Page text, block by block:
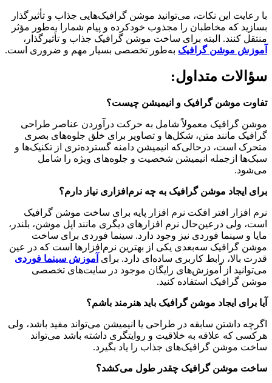
با رعایت این نکات، می‌توانید موشن گرافیک‌هایی جذاب و تأثیرگذار
بسازید که مخاطبان را مجذوب خودکرده و پیام شمارا به‌طور مؤثر
منتقل کنند. البته برای ساخت موشن گرافیک جذاب و تأثیرگذار،
آموزش موشن گرافیک به‌طور تخصصی بسیار مهم و ضروری است.
سؤالات متداول:
تفاوت موشن گرافیک و انیمیشن چیست؟
موشن گرافیک معمولاً شامل به حرکت درآوردن عناصر طراحی
گرافیک مانند متن، شکل‌ها و تصاویر برای خلق جلوه‌های بصری
متحرک است، درحالی‌که انیمیشن دامنه گسترده‌تری از تکنیک‌ها و
سبک‌ها ازجمله انیمیشن شخصیت و جلوه‌های ویژه را شامل
می‌شود.
برای ایجاد موشن گرافیک به چه نرم‌افزاری نیاز دارم؟
نرم افزار افتر افکت نرم افزار پایه برای ساخت موشن گرافیک
است، ولی درعین‌حال نرم افزارهای دیگری مانند اپل موشن، بلندر،
مایا و سینما فوردی نیز وجود دارد. سینما فوردی برای ساخت
موشن گرافیک سه‌بعدی یکی از بهترین نرم‌افزارها است که در عین
قدرت بالا، رابط کاربری ساده‌ای دارد. برای آموزش سینما فوردی
می‌توانید از آموزش‌های رایگان موجود در سایت‌های تخصصی
موشن گرافیک استفاده کنید.
آیا برای ایجاد موشن گرافیک باید هنرمند باشم؟
اگرچه داشتن سابقه در طراحی یا انیمیشن می‌تواند مفید باشد، ولی
هرکسی که علاقه به خلاقیت و روایتگری داشته باشد می‌تواند
ساخت موشن گرافیک‌های جذاب را یاد بگیرد.
ساخت موشن گرافیک چقدر طول می‌کشد؟